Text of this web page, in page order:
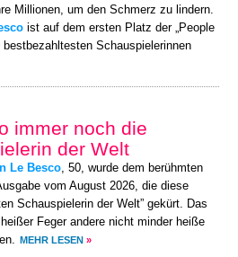
Millionen, um den Schmerz zu lindern.
ist auf dem ersten Platz der „People
Schauspielerinnen
immer noch die
der Welt
Le Besco, 50, wurde dem berühmten
vom August 2026, die diese
Schauspielerin der Welt” gekürt. Das
Feger andere nicht minder heiße
MEHR LESEN »